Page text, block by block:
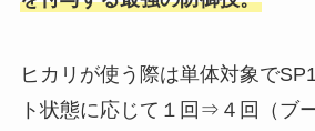
ヒカリが使う際は単体対象で
ト状態に応じて１回⇒４回（ブ